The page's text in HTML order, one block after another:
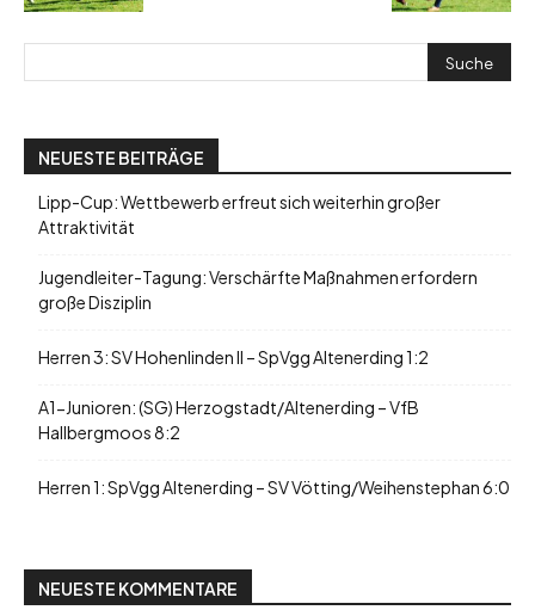
NEUESTE BEITRÄGE
Lipp-Cup: Wettbewerb erfreut sich weiterhin großer
Attraktivität
Jugendleiter-Tagung: Verschärfte Maßnahmen erfordern
große Disziplin
Herren 3: SV Hohenlinden II – SpVgg Altenerding 1:2
A1-Junioren: (SG) Herzogstadt/Altenerding – VfB
Hallbergmoos 8:2
Herren 1: SpVgg Altenerding – SV Vötting/Weihenstephan 6:0
NEUESTE KOMMENTARE